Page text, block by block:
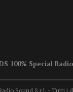
100% Special Radio
Sound S.r.l. - Tutti i